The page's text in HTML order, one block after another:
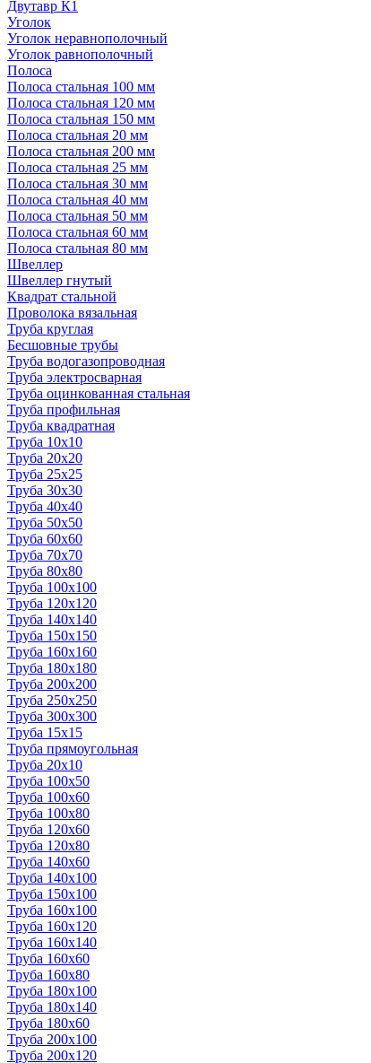
Двутавр К1
Уголок
Уголок неравнополочный
Уголок равнополочный
Полоса
Полоса стальная 100 мм
Полоса стальная 120 мм
Полоса стальная 150 мм
Полоса стальная 20 мм
Полоса стальная 200 мм
Полоса стальная 25 мм
Полоса стальная 30 мм
Полоса стальная 40 мм
Полоса стальная 50 мм
Полоса стальная 60 мм
Полоса стальная 80 мм
Швеллер
Швеллер гнутый
Квадрат стальной
Проволока вязальная
Труба круглая
Бесшовные трубы
Труба водогазопроводная
Труба электросварная
Труба оцинкованная стальная
Труба профильная
Труба квадратная
Труба 10x10
Труба 20x20
Труба 25x25
Труба 30x30
Труба 40x40
Труба 50x50
Труба 60x60
Труба 70x70
Труба 80x80
Труба 100x100
Труба 120x120
Труба 140x140
Труба 150x150
Труба 160x160
Труба 180x180
Труба 200x200
Труба 250x250
Труба 300x300
Труба 15x15
Труба прямоугольная
Труба 20x10
Труба 100x50
Труба 100x60
Труба 100x80
Труба 120x60
Труба 120x80
Труба 140x60
Труба 140x100
Труба 150x100
Труба 160x100
Труба 160x120
Труба 160x140
Труба 160x60
Труба 160x80
Труба 180x100
Труба 180x140
Труба 180x60
Труба 200x100
Труба 200x120